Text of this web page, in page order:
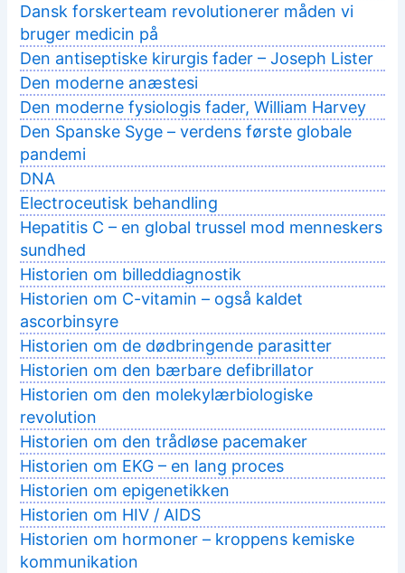
Dansk forskerteam revolutionerer måden vi
bruger medicin på
Den antiseptiske kirurgis fader – Joseph Lister
Den moderne anæstesi
Den moderne fysiologis fader, William Harvey
Den Spanske Syge – verdens første globale
pandemi
DNA
Electroceutisk behandling
Hepatitis C – en global trussel mod menneskers
sundhed
Historien om billeddiagnostik
Historien om C-vitamin – også kaldet
ascorbinsyre
Historien om de dødbringende parasitter
Historien om den bærbare defibrillator
Historien om den molekylærbiologiske
revolution
Historien om den trådløse pacemaker
Historien om EKG – en lang proces
Historien om epigenetikken
Historien om HIV / AIDS
Historien om hormoner – kroppens kemiske
kommunikation